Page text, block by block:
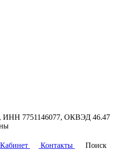
7751146077, ОКВЭД 46.47
Кабинет Контакты Поиск